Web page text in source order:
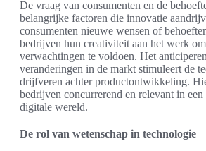
De vraag van consumenten en de
belangrijke factoren die innovatie
consumenten nieuwe wensen of
bedrijven hun creativiteit aan het werk
verwachtingen te voldoen. Het
veranderingen in de markt stimuleert de
drijfveren achter productontwikkeling.
bedrijven concurrerend en relevant in een
digitale wereld.
De rol van wetenschap in technologie